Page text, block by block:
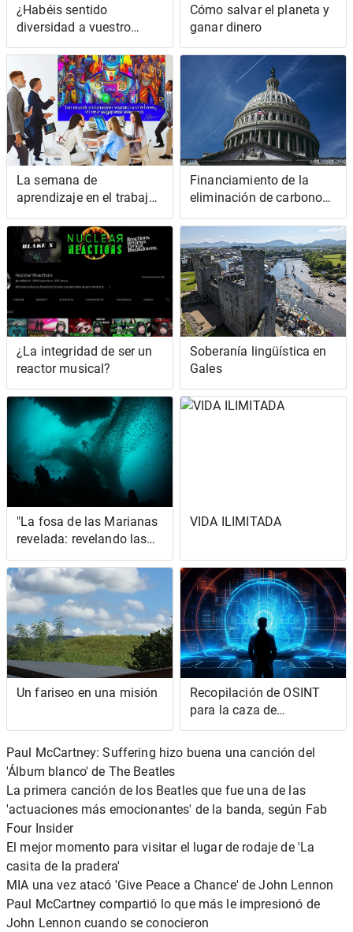
¿Habéis sentido
diversidad a vuestro
alrededor.... ?
Cómo salvar el planeta y
ganar dinero
La semana de
aprendizaje en el trabajo
es más importante de lo
que piensas
Financiamiento de la
eliminación de carbono
en el año fiscal 24
¿La integridad de ser un
reactor musical?
Soberanía lingüística en
Gales
"La fosa de las Marianas
revelada: revelando las
aterradoras verdades
ocultas del abismo"
VIDA ILIMITADA
Un fariseo en una misión
Recopilación de OSINT
para la caza de
amenazas
Paul McCartney: Suffering hizo buena una canción del
'Álbum blanco' de The Beatles
La primera canción de los Beatles que fue una de las
'actuaciones más emocionantes' de la banda, según Fab
Four Insider
El mejor momento para visitar el lugar de rodaje de 'La
casita de la pradera'
MIA una vez atacó 'Give Peace a Chance' de John Lennon
Paul McCartney compartió lo que más le impresionó de
John Lennon cuando se conocieron